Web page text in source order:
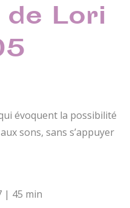
de Lori
évoquent la possibilité
sons, sans s’appuyer
| 45 min